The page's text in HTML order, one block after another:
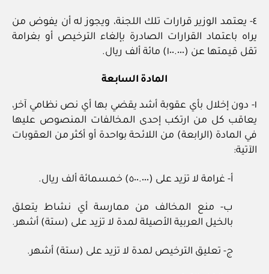
٤- يعتمد الوزير قرارات تلك اللجنة، ويجوز له أن يفوض من
يراه باعتماد القرارات الصادرة بإلغاء الترخيص أو بغرامة
تقل قيمتها عن (١٠٠.٠٠٠) مائة ألف ريال.
المادة السابعة
١- دون إخلال بأي عقوبة أشد يقضي بها أي نص نظامي آخر،
يعاقب كل من ارتكب إحدى المخالفات المنصوص عليها
في المادة (الرابعة) من اللائحة بواحدة أو أكثر من العقوبات
الآتية:
أ- غرامة لا تزيد على (٥٠٠.٠٠٠) خمسمائة ألف ريال.
ب- منع المخالف من ممارسة أي نشاط يتعلق
بالخيل العربية الأصيلة لمدة لا تزيد على (ستة) أشهر.
ج- تعليق الترخيص لمدة لا تزيد على (ستة) أشهر.